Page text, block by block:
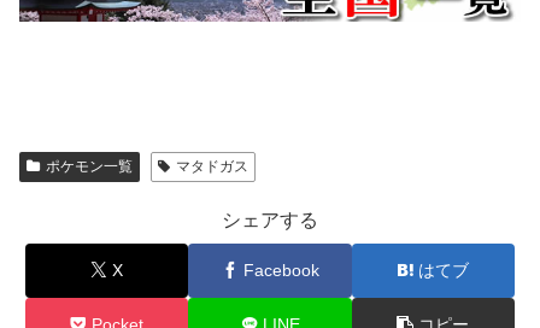
ポケモン一覧 マタドガス
シェアする
X Facebook はてブ
Pocket LINE コピー